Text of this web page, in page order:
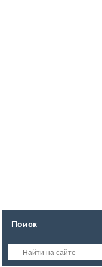
Поиск